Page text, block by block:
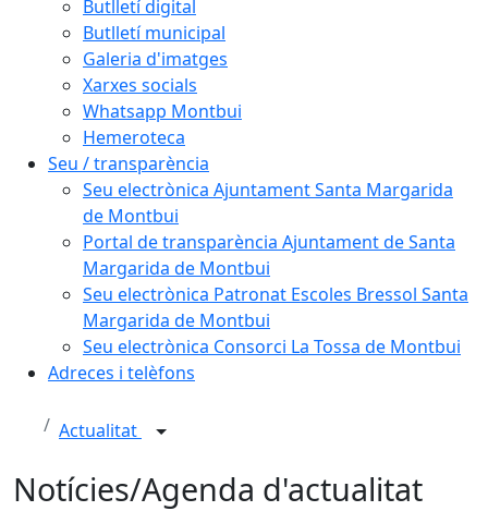
Butlletí digital
Butlletí municipal
Galeria d'imatges
Xarxes socials
Whatsapp Montbui
Hemeroteca
Seu / transparència
Seu electrònica Ajuntament Santa Margarida
de Montbui
Portal de transparència Ajuntament de Santa
Margarida de Montbui
Seu electrònica Patronat Escoles Bressol Santa
Margarida de Montbui
Seu electrònica Consorci La Tossa de Montbui
Adreces i telèfons
Actualitat
Notícies/Agenda d'actualitat